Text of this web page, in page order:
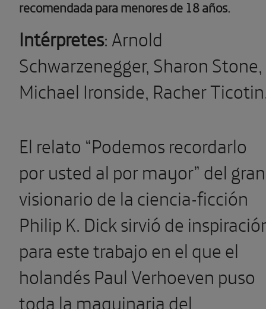
recomendada para menores de 18 años.
Intérpretes: Arnold
Schwarzenegger, Sharon Stone,
Michael Ironside, Racher
El relato “Podemos recordarlo
por usted al por mayor” del gran
visionario de la ciencia-ficción
Philip K. Dick sirvió de
para este trabajo en el que el
holandés Paul Verhoeven puso
toda la maquinaria del